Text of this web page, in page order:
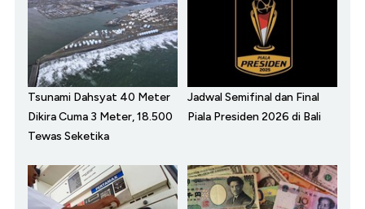
Tsunami Dahsyat 40 Meter
Dikira Cuma 3 Meter, 18.500
Tewas Seketika
Jadwal Semifinal dan Final
Piala Presiden 2026 di Bali